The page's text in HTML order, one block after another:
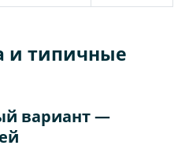
и типичные
вариант —